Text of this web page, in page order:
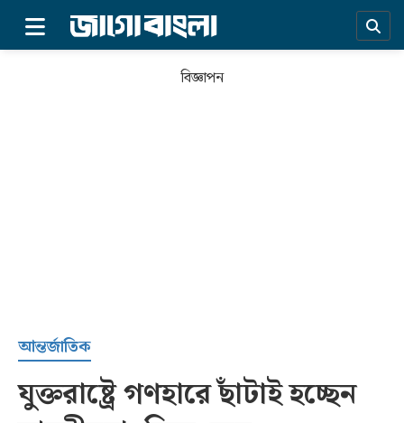
সর্বশেষ
বিজ্ঞাপন
আন্তর্জাতিক
যুক্তরাষ্ট্রে গণহারে ছাঁটাই হচ্ছেন